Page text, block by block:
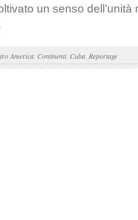
un senso dell’unità
America Continenti, Cuba Reportage